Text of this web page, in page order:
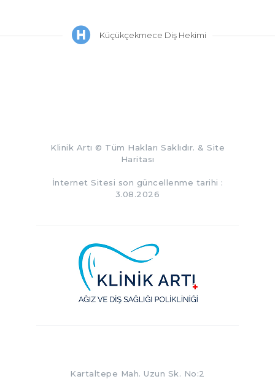
Küçükçekmece Diş Hekimi
Klinik Artı © Tüm Hakları Saklıdır. & Site
Haritası
İnternet Sitesi son güncellenme tarihi :
3.08.2026
Kartaltepe Mah. Uzun Sk. No:2